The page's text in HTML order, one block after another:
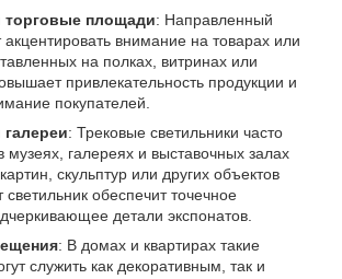
торговые площади: Направленный
акцентировать внимание на товарах или
на полках, витринах или
привлекательность продукции и
покупателей.
: Трековые светильники часто
музеях, галереях и выставочных залах
скульптур или других объектов
светильник обеспечит точечное
детали экспонатов.
: В домах и квартирах такие
служить как декоративным, так и